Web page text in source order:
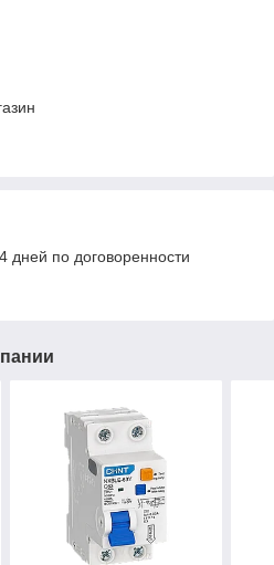
дней по договоренности